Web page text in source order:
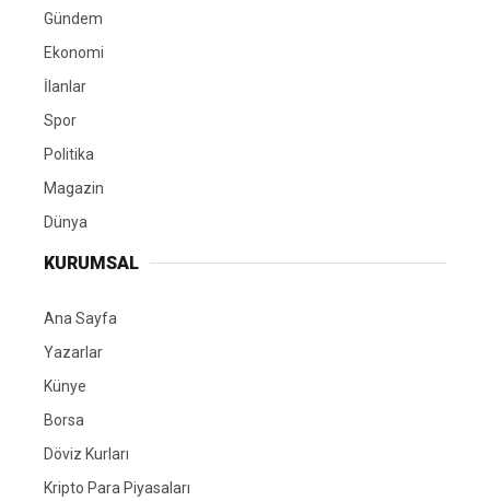
Gündem
Ekonomi
İlanlar
Spor
Politika
Magazin
Dünya
KURUMSAL
Ana Sayfa
Yazarlar
Künye
Borsa
Döviz Kurları
Kripto Para Piyasaları